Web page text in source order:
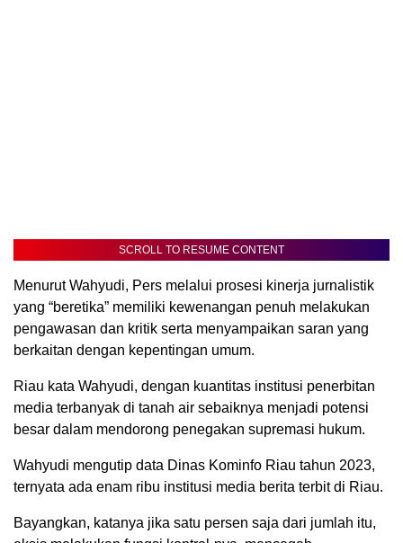
SCROLL TO RESUME CONTENT
Menurut Wahyudi, Pers melalui prosesi kinerja jurnalistik
yang “beretika” memiliki kewenangan penuh melakukan
pengawasan dan kritik serta menyampaikan saran yang
berkaitan dengan kepentingan umum.
Riau kata Wahyudi, dengan kuantitas institusi penerbitan
media terbanyak di tanah air sebaiknya menjadi potensi
besar dalam mendorong penegakan supremasi hukum.
Wahyudi mengutip data Dinas Kominfo Riau tahun 2023,
ternyata ada enam ribu institusi media berita terbit di Riau.
Bayangkan, katanya jika satu persen saja dari jumlah itu,